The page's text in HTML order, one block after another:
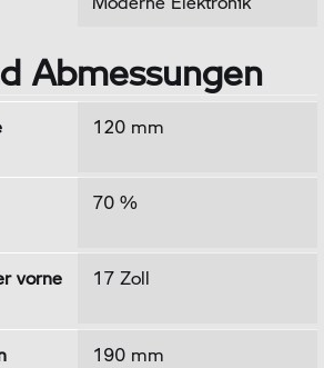
Abmessungen
120 mm
70 %
vorne 17 Zoll
190 mm